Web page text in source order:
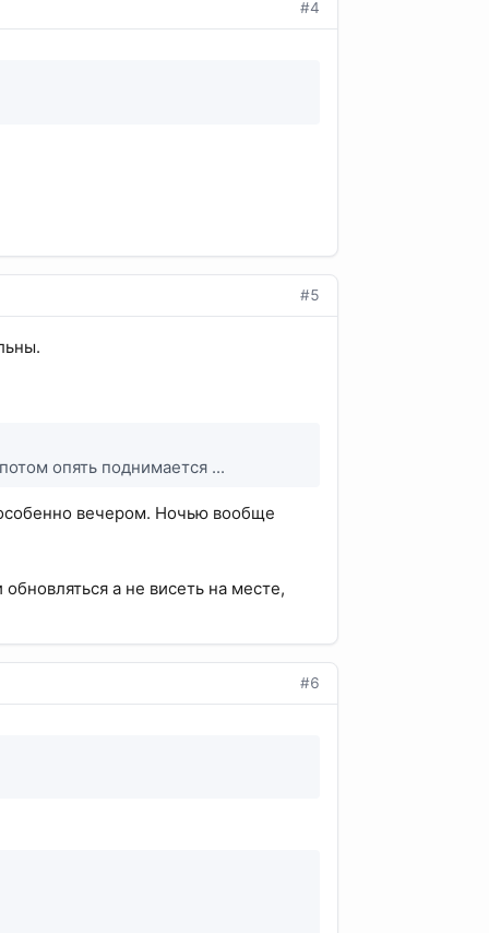
#4
#5
опять поднимается ...
вечером. Ночью вообще
а не висеть на месте,
#6